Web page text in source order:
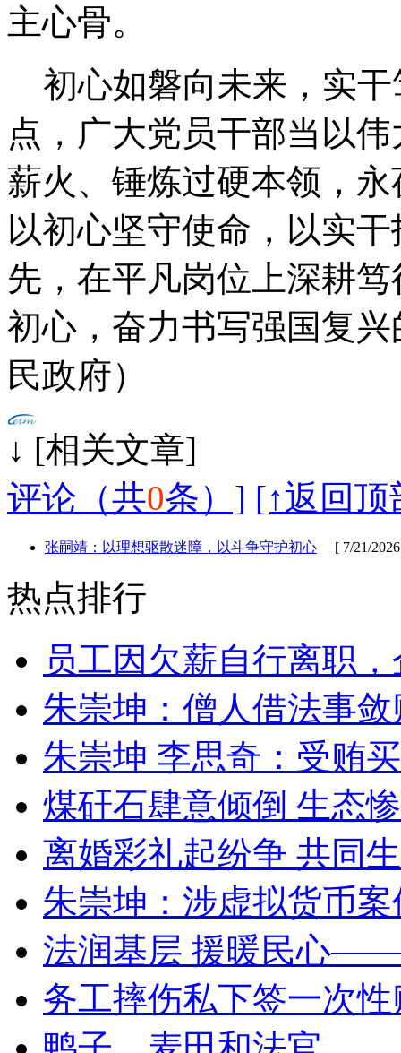
主心骨。
初心如磐向未来，实干
点，广大党员干部当以
薪火、锤炼过硬本领，
以初心坚守使命，以实
先，在平凡岗位上深耕
初心，奋力书写强国复
民政府）
↓ [相
评论（共0条）] [↑返回顶
张嗣靖：以理想驱散迷障，以斗争守护初心 [ 7/21/
热点排行
员工因欠薪自行离职
朱崇坤：僧人借法事
朱崇坤 李思奇：受贿
煤矸石肆意倾倒 生态
离婚彩礼起纷争 共同
朱崇坤：涉虚拟货币
法润基层 援暖民心
务工摔伤私下签一次